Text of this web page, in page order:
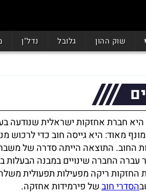
שוק ההון גלובל נדל"ן
היא חברת אחזקות ישראלית שנודעה
מאוד: היא גייסה חוב כדי לרכוש
החוב. התוצאה הייתה סדרה של
עברה החברה שינויים במבנה
ריקה מפעילות תפעולית משלה
הסדרי חובשל פירמידות אחזקה.